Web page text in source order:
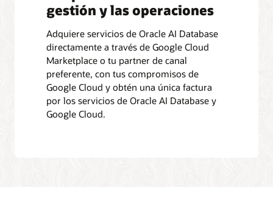
gestión y las operaciones
Adquiere servicios de Oracle AI Database
directamente a través de Google Cloud
Marketplace o tu partner de canal
preferente, con tus compromisos de
Google Cloud y obtén una única factura
por los servicios de Oracle AI Database y
Google Cloud.